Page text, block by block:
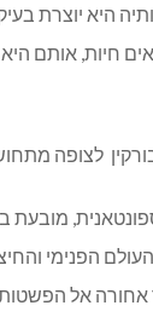
היא יוצרת
חיות, אותם היא
לצופה
מובעת
הפנימי
אחורה אל